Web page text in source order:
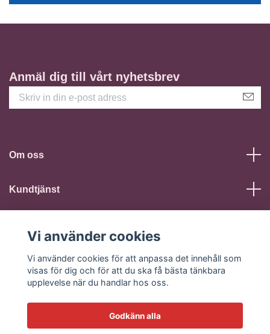
Anmäl dig till vårt nyhetsbrev
Om oss
Kundtjänst
Sociala medier
Vi använder cookies
Vi använder cookies för att anpassa det innehåll som
visas för dig och för att du ska få bästa tänkbara
upplevelse när du handlar hos oss.
Godkänn alla